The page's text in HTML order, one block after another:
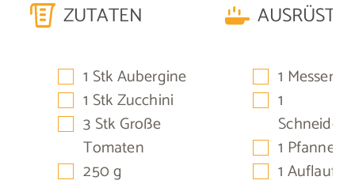
ZUTATEN
▢
1 StkAubergine
▢
1 StkZucchini
▢
3 Stk Große
Tomaten
▢
250g
▢
1 Messer
▢
1
▢
1 Pfanne
▢
1